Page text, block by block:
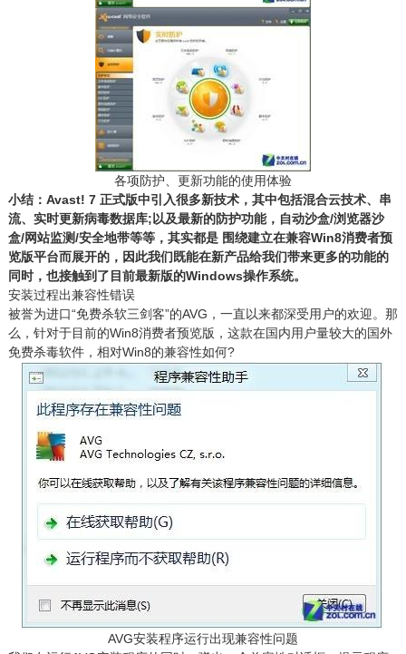
各项防护、更新功能的使用体验
小结：Avast! 7 正式版中引入很多新技术，其中包括混合云技术、串
流、实时更新病毒数据库;以及最新的防护功能，自动沙盒/浏览器沙
盒/网站监测/安全地带等等，其实都是 围绕建立在兼容Win8消费者预
览版平台而展开的，因此我们既能在新产品给我们带来更多的功能的
同时，也接触到了目前最新版的Windows操作系统。
安装过程出兼容性错误
被誉为进口“免费杀软三剑客”的AVG，一直以来都深受用户的欢迎。那
么，针对于目前的Win8消费者预览版，这款在国内用户量较大的国外
免费杀毒软件，相对Win8的兼容性如何?
AVG安装程序运行出现兼容性问题